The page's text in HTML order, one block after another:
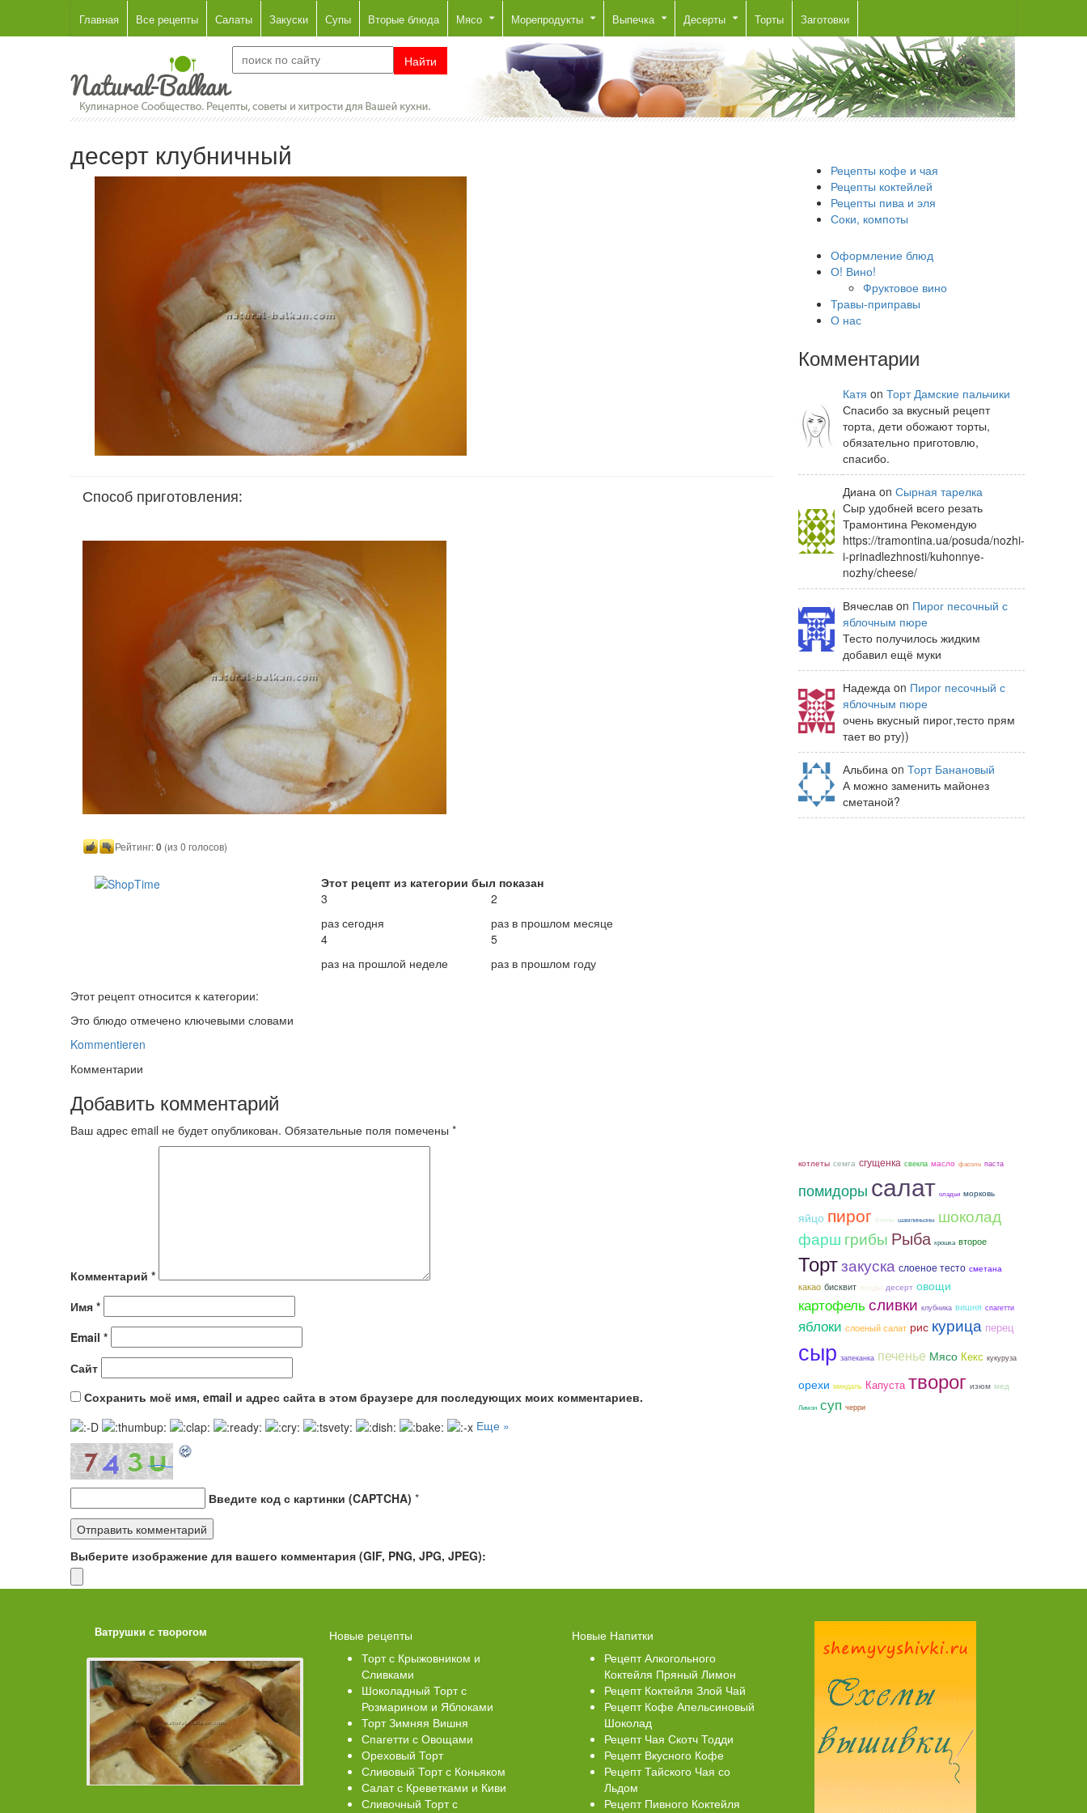
Главная Все рецепты Салаты Закуски Супы Вторые блюда Мясо Морепродукты Выпечка Десерты Торты Заготовки
десерт клубничный
Способ приготовления:
Рейтинг:0 (из 0 голосов)
Этот рецепт из категории был показан
3
раз сегодня
2
раз в прошлом месяце
4
раз на прошлой неделе
5
раз в прошлом году
Этот рецепт относится к категории:
Это блюдо отмечено ключевыми словами
Kommentieren
Комментарии
Добавить комментарий
Ваш адрес email не будет опубликован. Обязательные поля помечены *
Комментарий *
Имя *
Email *
Сайт
Сохранить моё имя, email и адрес сайта в этом браузере для последующих моих комментариев.
Еще »
Введите код с картинки (CAPTCHA) *
Выберите изображение для вашего комментария (GIF, PNG, JPG, JPEG):
Рецепты кофе и чая
Рецепты коктейлей
Рецепты пива и эля
Соки, компоты
Оформление блюд
О! Вино!
Фруктовое вино
Травы-приправы
О нас
Комментарии
Катя on Торт Дамские пальчики
Спасибо за вкусный рецепт
торта, дети обожают торты,
обязательно приготовлю,
спасибо.
Диана on Сырная тарелка
Сыр удобней всего резать
Трамонтина Рекомендую
https://tramontina.ua/posuda/nozhi-
i-prinadlezhnosti/kuhonnye-
nozhy/cheese/
Вячеслав on Пирог песочный с
яблочным пюре
Тесто получилось жидким
добавил ещё муки
Надежда on Пирог песочный с
яблочным пюре
очень вкусный пирог,тесто прям
тает во рту))
Альбина on Торт Банановый
А можно заменить майонез
сметаной?
котлеты семга сгущенка свекла масло фасоль паста
помидоры салат оладьи морковь
яйцо пирог блины шампиньоны шоколад
фарш грибы Рыба крошка второе
Тортзакуска слоеное тесто сметана
какао бисквит ягоды десерт овощи
картофельсливки клубника вишня спагетти
яблоки слоеный салат рис курица перец
сыр запеканка печенье Мясо Кекс кукуруза
орехи миндаль Капуста творог изюм мед
Лимон суп черри
Ватрушки с творогом Торт со Свеклой Торт Медовик Карамельный Пирог рыбный (с брюшками семги)
Новые рецепты
Торт с Крыжовником и
Сливками
Шоколадный Торт с
Розмарином и Яблоками
Торт Зимняя Вишня
Спагетти с Овощами
Ореховый Торт
Сливовый Торт с Коньяком
Салат с Креветками и Киви
Сливочный Торт с
Новые Напитки
Рецепт Алкогольного
Коктейля Пряный Лимон
Рецепт Коктейля Злой Чай
Рецепт Кофе Апельсиновый
Шоколад
Рецепт Чая Скотч Тодди
Рецепт Вкусного Кофе
Рецепт Тайского Чая со
Льдом
Рецепт Пивного Коктейля